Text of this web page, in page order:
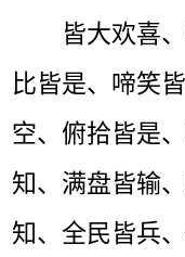
皆大欢喜
比皆是、啼笑
空、俯拾皆是
知、满盘皆输
知、全民皆兵